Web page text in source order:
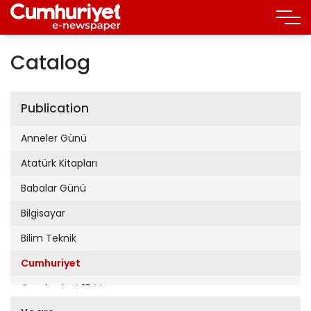
Catalog
Publication
Anneler Günü
Atatürk Kitapları
Babalar Günü
Bilgisayar
Bilim Teknik
Cumhuriyet
Cumhuriyet 19 Mayıs